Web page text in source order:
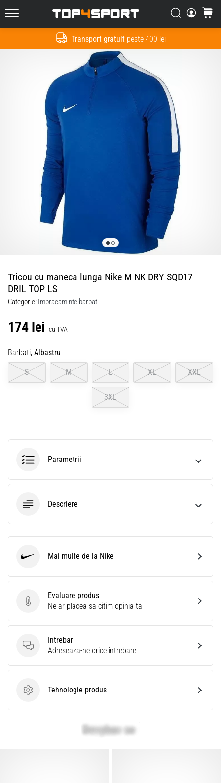
Transport gratuitpeste 400 lei
Top4Sport.ro Căutare
Cos
Tricou cu maneca lunga Nike M NK DRY SQD17
DRIL TOP LS
Categorie: Imbracaminte barbati
174 lei cu TVA
Barbati, Albastru
S M L XL XXL
3XL
Parametrii
Descriere
Evaluare produs
Evaluare produs
Ne-ar placea sa citim opinia ta
Intrebari
Intrebari
Adreseaza-ne orice intrebare
Tehnologie produs
Tehnologie produs
Mai multe de la Nike